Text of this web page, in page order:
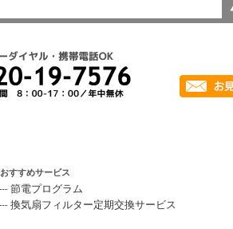
おすすめサービス
節電プログラム
換気扇フィルター定期交換サービス